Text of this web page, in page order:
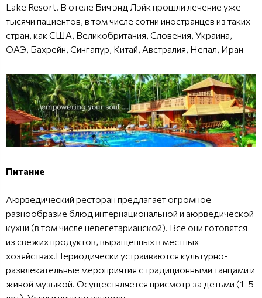
Lake Resort. В отеле Бич энд Лэйк прошли лечение уже
тысячи пациентов, в том числе сотни иностранцев из таких
стран, как США, Великобритания, Словения, Украина,
ОАЭ, Бахрейн, Сингапур, Китай, Австралия, Непал, Иран
Питание
Аюрведический ресторан предлагает огромное
разнообразие блюд интернациональной и аюрведической
кухни (в том числе невегетарианской). Все они готовятся
из свежих продуктов, выращенных в местных
хозяйствах.Периодически устраиваются культурно-
развлекательные мероприятия с традиционными танцами и
живой музыкой. Осуществляется присмотр за детьми (1-5